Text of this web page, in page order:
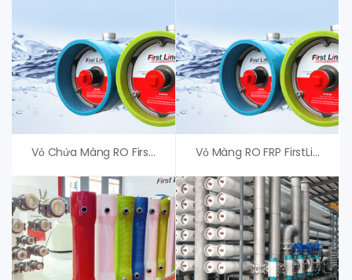
Vỏ Chứa Màng RO First Line F80-600S Kiểu Side Port Vỏ Màng RO FRP FirstLine – Vessel RO